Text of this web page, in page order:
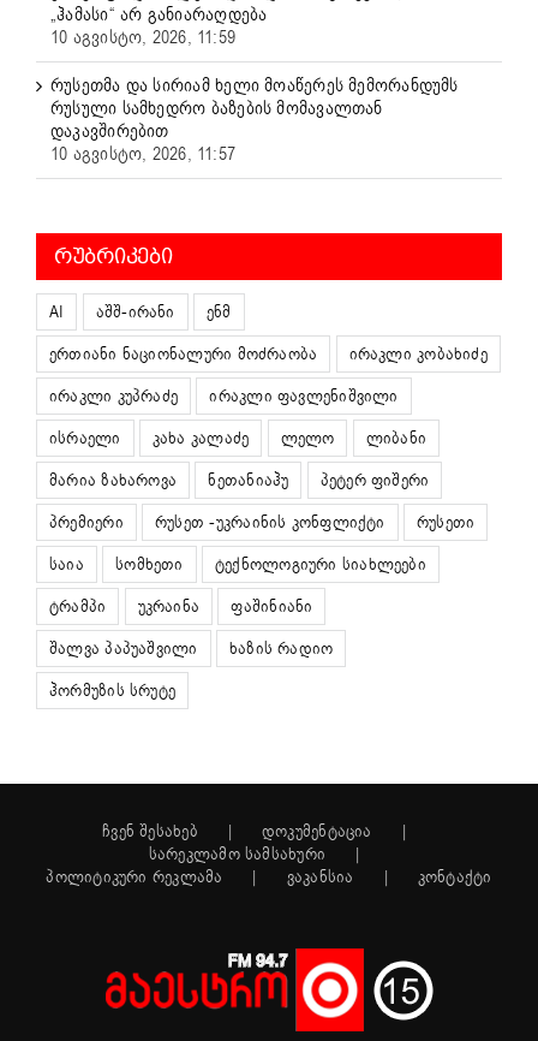
„ჰამასი“ არ განიარაღდება
10 აგვისტო, 2026, 11:59
რუსეთმა და სირიამ ხელი მოაწერეს მემორანდუმს
რუსული სამხედრო ბაზების მომავალთან
დაკავშირებით
10 აგვისტო, 2026, 11:57
ᲠᲣᲑᲠᲘᲙᲔᲑᲘ
AI აშშ-ირანი
ენმ
ერთიანი ნაციონალური მოძრაობა
ირაკლი კობახიძე
ირაკლი კუპრაძე
ირაკლი ფავლენიშვილი
ისრაელი
კახა კალაძე ლელო
ლიბანი
მარია ზახაროვა
ნეთანიაჰუ
პეტერ ფიშერი
პრემიერი
რუსეთ -უკრაინის კონფლიქტი
რუსეთი
საია
სომხეთი
ტექნოლოგიური სიახლეები
ტრამპი
უკრაინა
ფაშინიანი
შალვა პაპუაშვილი
ხაზის რადიო
ჰორმუზის სრუტე
ჩვენ შესახებ
დოკუმენტაცია
სარეკლამო სამსახური
პოლიტიკური რეკლამა
ვაკანსია კონტაქტი